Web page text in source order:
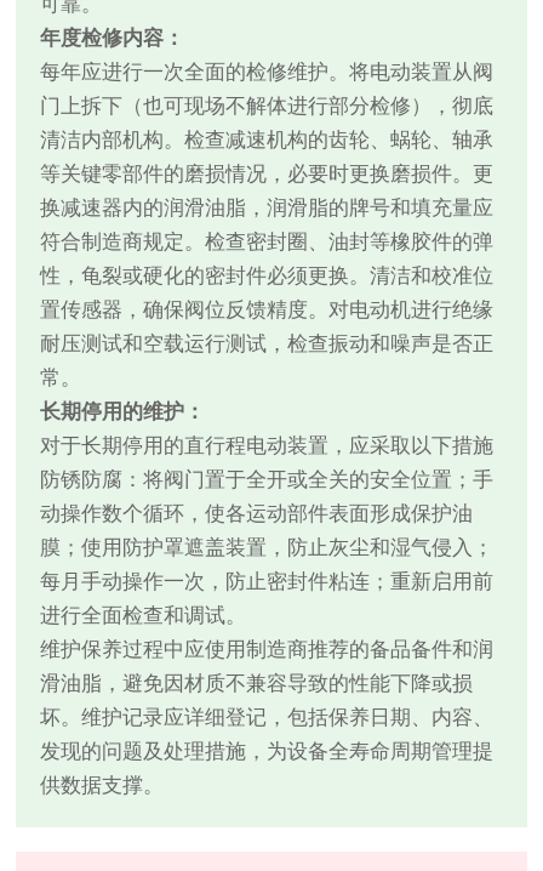
可靠。
年度检修内容：
每年应进行一次全面的检修维护。将电动装置从阀
门上拆下（也可现场不解体进行部分检修），彻底
清洁内部机构。检查减速机构的齿轮、蜗轮、轴承
等关键零部件的磨损情况，必要时更换磨损件。更
换减速器内的润滑油脂，润滑脂的牌号和填充量应
符合制造商规定。检查密封圈、油封等橡胶件的弹
性，龟裂或硬化的密封件必须更换。清洁和校准位
置传感器，确保阀位反馈精度。对电动机进行绝缘
耐压测试和空载运行测试，检查振动和噪声是否正
常。
长期停用的维护：
对于长期停用的直行程电动装置，应采取以下措施
防锈防腐：将阀门置于全开或全关的安全位置；手
动操作数个循环，使各运动部件表面形成保护油
膜；使用防护罩遮盖装置，防止灰尘和湿气侵入；
每月手动操作一次，防止密封件粘连；重新启用前
进行全面检查和调试。
维护保养过程中应使用制造商推荐的备品备件和润
滑油脂，避免因材质不兼容导致的性能下降或损
坏。维护记录应详细登记，包括保养日期、内容、
发现的问题及处理措施，为设备全寿命周期管理提
供数据支撑。